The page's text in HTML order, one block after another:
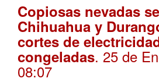
Copiosas nevadas
Chihuahua y
cortes de
congeladas. 25 de
08:07